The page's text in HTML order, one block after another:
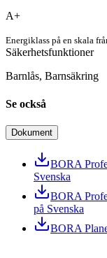
A+
Energiklass på en skala
Säkerhetsfunktioner
Barnlås, Barnsäkring
Se också
Dokument
BORA
Svenska
BORA
på Svenska
BORA